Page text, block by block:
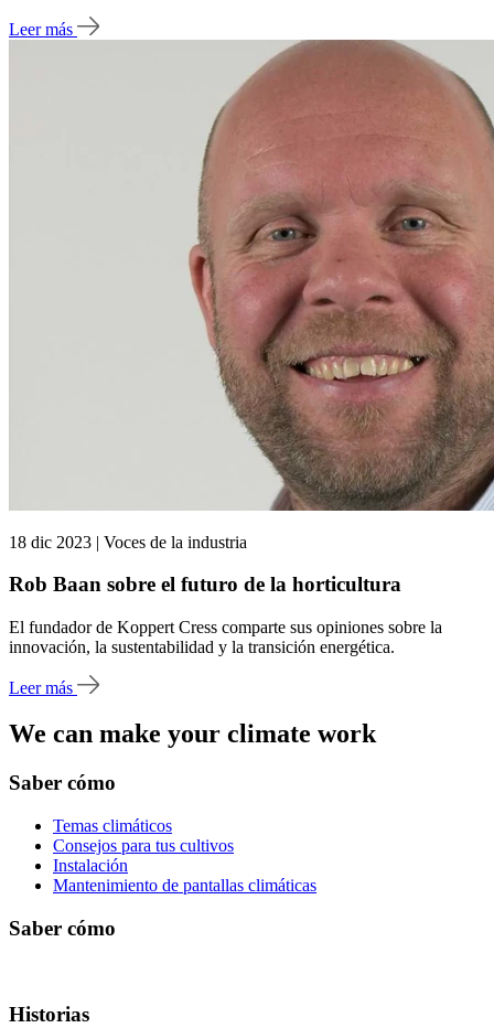
Leer más
18 dic 2023 | Voces de la industria
Rob Baan sobre el futuro de la horticultura
El fundador de Koppert Cress comparte sus opiniones sobre la
innovación, la sustentabilidad y la transición energética.
Leer más
We can make your climate work
Saber cómo
Temas climáticos
Consejos para tus cultivos
Instalación
Mantenimiento de pantallas climáticas
Saber cómo
Historias